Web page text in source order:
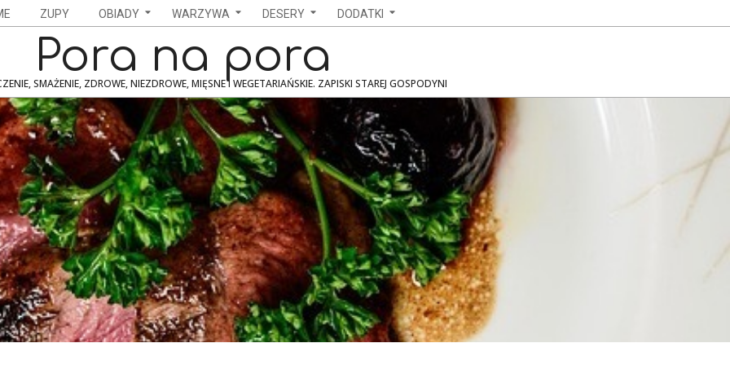
ZUPY OBIADY WARZYWA DESERY DODATKI
Pora na pora
SMAŻENIE, ZDROWE, NIEZDROWE, MIĘSNE I WEGETARIAŃSKIE. ZAPISKI STAREJ GOSPODYNI